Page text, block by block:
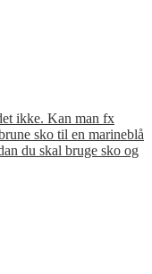
ikke. Kan man fx
sko til en marineblå
du skal bruge sko og